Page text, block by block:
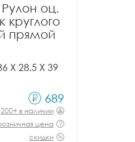
оц.
круглого
прямой
X 28.5 X 39
689
200+ в наличии
цена
скидки